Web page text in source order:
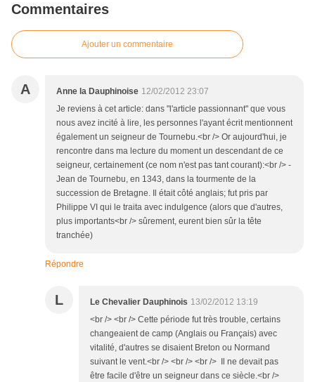
Commentaires
Ajouter un commentaire
A Anne la Dauphinoise 12/02/2012 23:07
Je reviens à cet article: dans "l'article passionnant" que vous
nous avez incité à lire, les personnes l'ayant écrit mentionnent
également un seigneur de Tournebu.<br /> Or aujourd'hui, je
rencontre dans ma lecture du moment un descendant de ce
seigneur, certainement (ce nom n'est pas tant courant):<br /> -
Jean de Tournebu, en 1343, dans la tourmente de la
succession de Bretagne. Il était côté anglais; fut pris par
Philippe VI qui le traita avec indulgence (alors que d'autres,
plus importants<br /> sûrement, eurent bien sûr la tête
tranchée)
Répondre
L Le Chevalier Dauphinois 13/02/2012 13:19
<br /> <br /> Cette période fut très trouble, certains
changeaient de camp (Anglais ou Français) avec
vitalité, d'autres se disaient Breton ou Normand
suivant le vent.<br /> <br /> <br /> Il ne devait pas
être facile d'être un seigneur dans ce siècle.<br />